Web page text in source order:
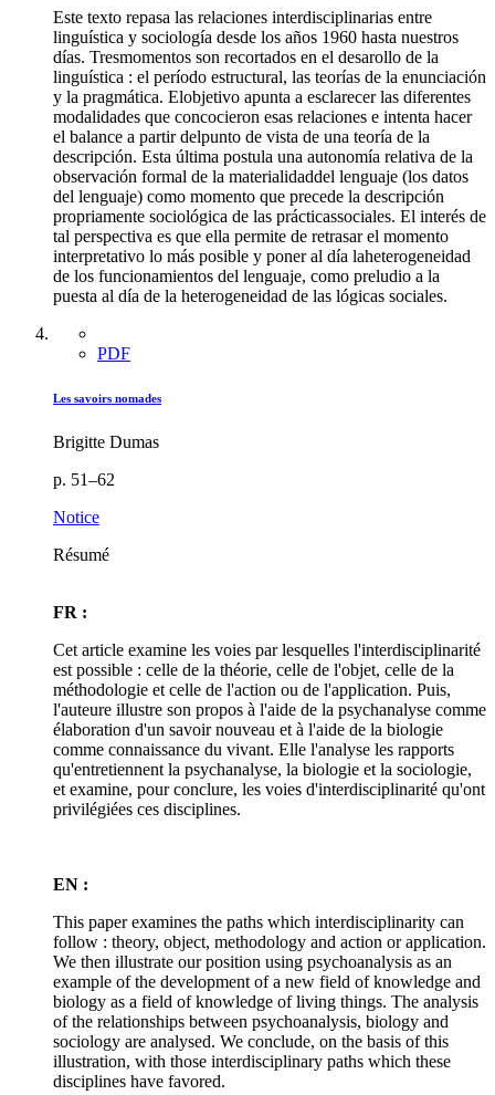
Este texto repasa las relaciones interdisciplinarias entre
linguística y sociología desde los años 1960 hasta nuestros
días. Tresmomentos son recortados en el desarollo de la
linguística : el período estructural, las teorías de la enunciación
y la pragmática. Elobjetivo apunta a esclarecer las diferentes
modalidades que concocieron esas relaciones e intenta hacer
el balance a partir delpunto de vista de una teoría de la
descripción. Esta última postula una autonomía relativa de la
observación formal de la materialidaddel lenguaje (los datos
del lenguaje) como momento que precede la descripción
propriamente sociológica de las prácticassociales. El interés de
tal perspectiva es que ella permite de retrasar el momento
interpretativo lo más posible y poner al día laheterogeneidad
de los funcionamientos del lenguaje, como preludio a la
puesta al día de la heterogeneidad de las lógicas sociales.
PDF
Les savoirs nomades
Brigitte Dumas
p. 51–62
Notice
Résumé
FR :
Cet article examine les voies par lesquelles l'interdisciplinarité
est possible : celle de la théorie, celle de l'objet, celle de la
méthodologie et celle de l'action ou de l'application. Puis,
l'auteure illustre son propos à l'aide de la psychanalyse comme
élaboration d'un savoir nouveau et à l'aide de la biologie
comme connaissance du vivant. Elle l'analyse les rapports
qu'entretiennent la psychanalyse, la biologie et la sociologie,
et examine, pour conclure, les voies d'interdisciplinarité qu'ont
privilégiées ces disciplines.
EN :
This paper examines the paths which interdisciplinarity can
follow : theory, object, methodology and action or application.
We then illustrate our position using psychoanalysis as an
example of the development of a new field of knowledge and
biology as a field of knowledge of living things. The analysis
of the relationships between psychoanalysis, biology and
sociology are analysed. We conclude, on the basis of this
illustration, with those interdisciplinary paths which these
disciplines have favored.